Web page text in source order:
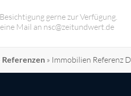
gerne zur Verfügung.
Mail an nsc@zeitundwert.de
Referenzen » Immobilien Referenz